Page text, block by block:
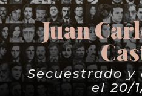
Juan
Secuestrado y
el 20/